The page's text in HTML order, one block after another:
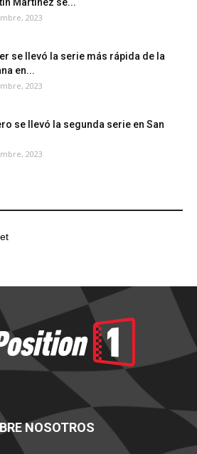
2023
se llevó la serie más rápida de la
en...
2023
se llevó la segunda serie en San
2023
NOSOTROS